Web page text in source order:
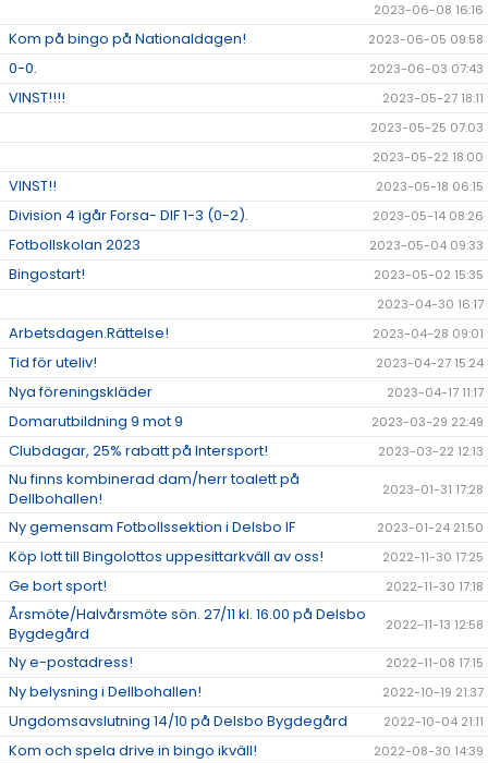
2023-06-08 16:16
Kom på bingo på Nationaldagen! 2023-06-05 09:58
0-0. 2023-06-03 07:43
VINST!!!!
2023-05-27 18:11
2023-05-25 07:03
2023-05-22 18:00
VINST!! 2023-05-18 06:15
Division 4 igår Forsa- DIF 1-3 (0-2). 2023-05-14 08:26
Fotbollskolan 2023 2023-05-04 09:33
Bingostart!
2023-05-02 15:35
2023-04-30 16:17
Arbetsdagen.Rättelse! 2023-04-28 09:01
Tid för uteliv! 2023-04-27 15:24
Nya föreningskläder 2023-04-17 11:17
Domarutbildning 9 mot 9 2023-03-29 22:49
Clubdagar, 25% rabatt på Intersport! 2023-03-22 12:13
Nu finns kombinerad dam/herr toalett på
Dellbohallen!
2023-01-31 17:28
Ny gemensam Fotbollssektion i Delsbo IF 2023-01-24 21:50
Köp lott till Bingolottos uppesittarkväll av oss! 2022-11-30 17:25
Ge bort sport! 2022-11-30 17:18
Årsmöte/Halvårsmöte sön. 27/11 kl. 16.00 på Delsbo
Bygdegård
2022-11-13 12:58
Ny e-postadress! 2022-11-08 17:15
Ny belysning i Dellbohallen! 2022-10-19 21:37
Ungdomsavslutning 14/10 på Delsbo Bygdegård 2022-10-04 21:11
Kom och spela drive in bingo ikväll! 2022-08-30 14:39